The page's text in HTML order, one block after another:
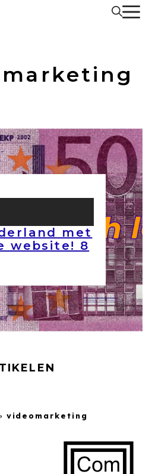
met
website! 8
videomarketing